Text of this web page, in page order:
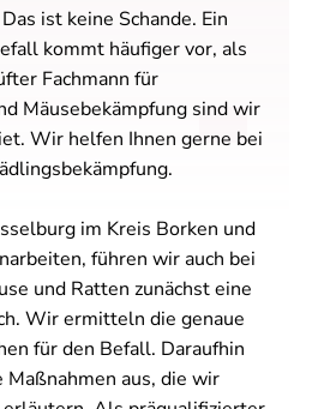
ist keine Schande. Ein
kommt häufiger vor, als
Fachmann für
Mäusebekämpfung sind wir
Wir helfen Ihnen gerne bei
im Kreis Borken und
führen wir auch bei
und Ratten zunächst eine
Wir ermitteln die genaue
für den Befall. Daraufhin
aus, die wir